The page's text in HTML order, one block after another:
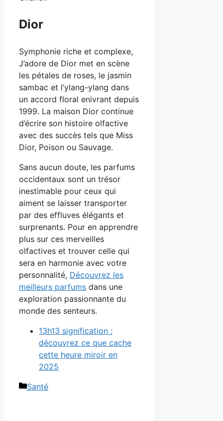
Dior
Symphonie riche et complexe,
J’adore de Dior met en scène
les pétales de roses, le jasmin
sambac et l’ylang-ylang dans
un accord floral enivrant depuis
1999. La maison Dior continue
d’écrire son histoire olfactive
avec des succès tels que Miss
Dior, Poison ou Sauvage.
Sans aucun doute, les parfums
occidentaux sont un trésor
inestimable pour ceux qui
aiment se laisser transporter
par des effluves élégants et
surprenants. Pour en apprendre
plus sur ces merveilles
olfactives et trouver celle qui
sera en harmonie avec votre
personnalité, Découvrez les
meilleurs parfums dans une
exploration passionnante du
monde des senteurs.
13h13 signification :
découvrez ce que cache
cette heure miroir en
2025
Catégories
Santé